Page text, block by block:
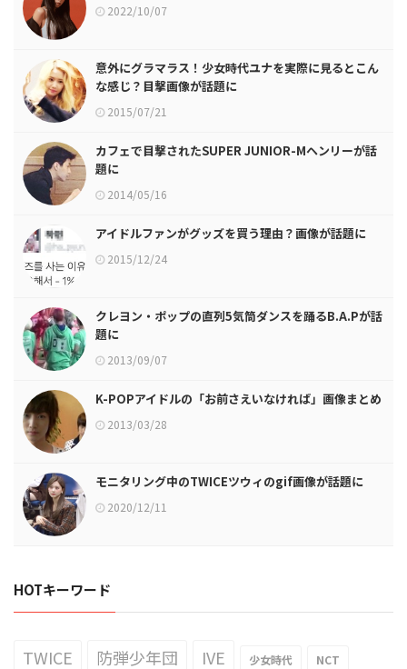
2022/10/07
意外にグラマラス！少女時代ユナを実際に見るとこん
な感じ？目撃画像が話題に
2015/07/21
カフェで目撃されたSUPER JUNIOR-Mヘンリーが話
題に
2014/05/16
アイドルファンがグッズを買う理由？画像が話題に
2015/12/24
クレヨン・ポップの直列5気筒ダンスを踊るB.A.Pが話
題に
2013/09/07
K-POPアイドルの「お前さえいなければ」画像まとめ
2013/03/28
モニタリング中のTWICEツウィのgif画像が話題に
2020/12/11
HOTキーワード
TWICE 防弾少年団 IVE 少女時代 NCT